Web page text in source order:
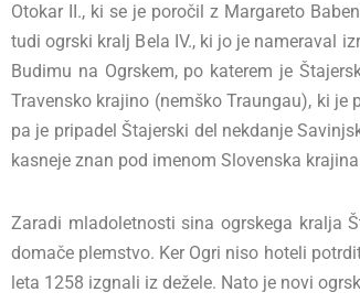
Otokar II., ki se je poročil z Margareto
tudi ogrski kralj Bela IV., ki jo je nameraval
Budimu na Ogrskem, po katerem je
Travensko krajino (nemško Traungau), ki je
pa je pripadel Štajerski del nekdanje
kasneje znan pod imenom Slovenska
Zaradi mladoletnosti sina ogrskega kralja
domače plemstvo. Ker Ogri niso hoteli
leta 1258 izgnali iz dežele. Nato je novi